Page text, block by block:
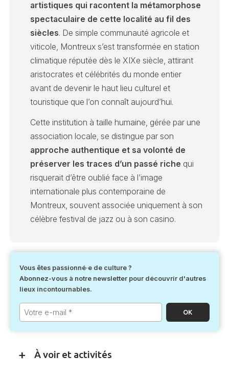
artistiques qui racontent la métamorphose
spectaculaire de cette localité au fil des
siècles. De simple communauté agricole et
viticole, Montreux s’est transformée en station
climatique réputée dès le XIXe siècle, attirant
aristocrates et célébrités du monde entier
avant de devenir le haut lieu culturel et
touristique que l’on connaît aujourd’hui.
Cette institution à taille humaine, gérée par une
association locale, se distingue par son
approche authentique et sa volonté de
préserver les traces d’un passé riche qui
risquerait d’être oublié face à l’image
internationale plus contemporaine de
Montreux, souvent associée uniquement à son
célèbre festival de jazz ou à son casino.
Vous êtes passionné·e de culture ?
Abonnez-vous à notre newsletter pour découvrir d'autres
lieux incontournables.
Votre
e-
mail
À voir et activités